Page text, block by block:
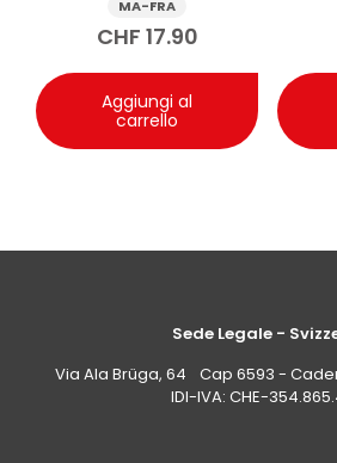
satinata ed elimina eventuali
riducendo il rischio di aloni.
MA-FRA
CHF 17.90
Aggiungi al
carrello
Sede Legale -
Via Ala Brüga, 64 Cap 6593 -
IDI-IVA: CHE-